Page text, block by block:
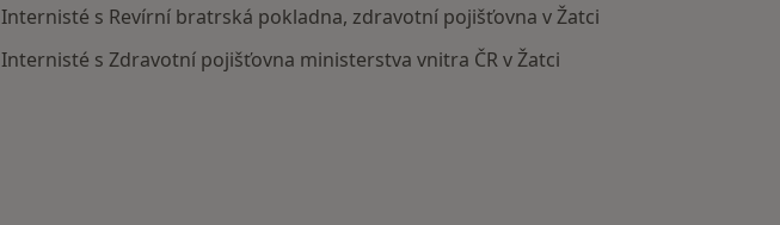
Internisté s Revírní bratrská pokladna, zdravotní pojišťovna v Žatci
Internisté s Zdravotní pojišťovna ministerstva vnitra ČR v Žatci